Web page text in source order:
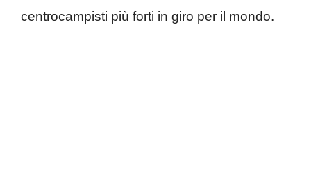
centrocampisti più forti in giro per il mondo.